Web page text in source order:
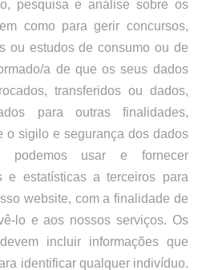
pesquisa e análise sobre os
como para gerir concursos,
ou estudos de consumo ou de
a de que os seus dados
transferidos ou dados,
para outras finalidades,
o sigilo e segurança dos dados
podemos usar e fornecer
e estatísticas a terceiros para
website, com a finalidade de
lo e aos nossos serviços. Os
incluir informações que
identificar qualquer indivíduo.